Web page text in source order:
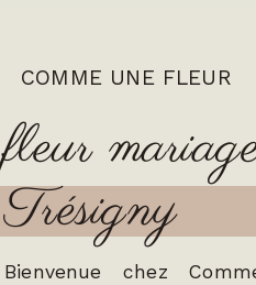
COMME UNE FLEUR
fleur
Trésigny
Bienvenue chez